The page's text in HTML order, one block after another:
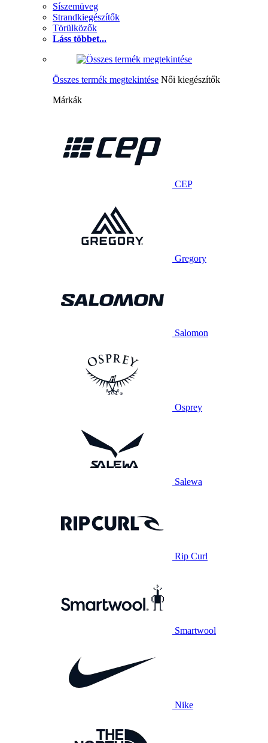
Síszemüveg
Strandkiegészítők
Törülközők
Láss többet...
Összes termék megtekintése Női kiegészítők
Márkák
CEP
Gregory
Salomon
Osprey
Salewa
Rip Curl
Smartwool
Nike